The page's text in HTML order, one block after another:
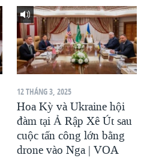
12 THÁNG 3, 2025
Hoa Kỳ và Ukraine hội
đàm tại Ả Rập Xê Út sau
cuộc tấn công lớn bằng
drone vào Nga | VOA